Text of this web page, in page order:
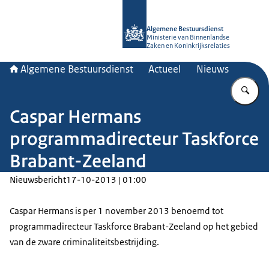
Algemene Bestuursdienst
Ministerie van Binnenlandse
Zaken en Koninkrijksrelaties
Algemene Bestuursdienst Actueel Nieuws
Caspar Hermans
programmadirecteur Taskforce
Brabant-Zeeland
Nieuwsbericht17-10-2013 | 01:00
Caspar Hermans is per 1 november 2013 benoemd tot
programmadirecteur Taskforce Brabant-Zeeland op het gebied
van de zware criminaliteitsbestrijding.